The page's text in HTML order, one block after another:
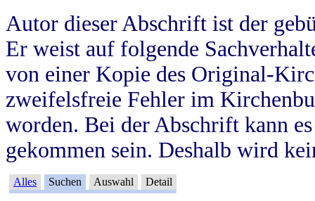
Autor dieser Abschrift ist der
Er weist auf folgende
von einer Kopie des Original-
zweifelsfreie Fehler im
worden. Bei der Abschrift kann
gekommen sein. Deshalb wird
Alles Suchen Auswahl Detail